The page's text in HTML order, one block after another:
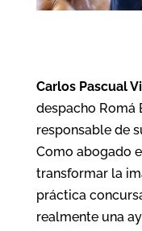
Carlos Pascual
despacho Romá
responsable de
Como abogado
transformar la
práctica
realmente una